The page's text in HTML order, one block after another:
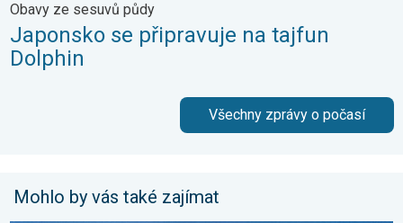
Obavy ze sesuvů půdy
Japonsko se připravuje na tajfun
Dolphin
Všechny zprávy o počasí
Mohlo by vás také zajímat